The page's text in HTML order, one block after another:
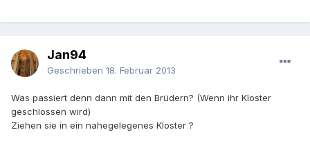
Jan94
Geschrieben 18. Februar 2013
Was passiert denn dann mit den Brüdern? (Wenn ihr Kloster
geschlossen wird)
Ziehen sie in ein nahegelegenes Kloster ?